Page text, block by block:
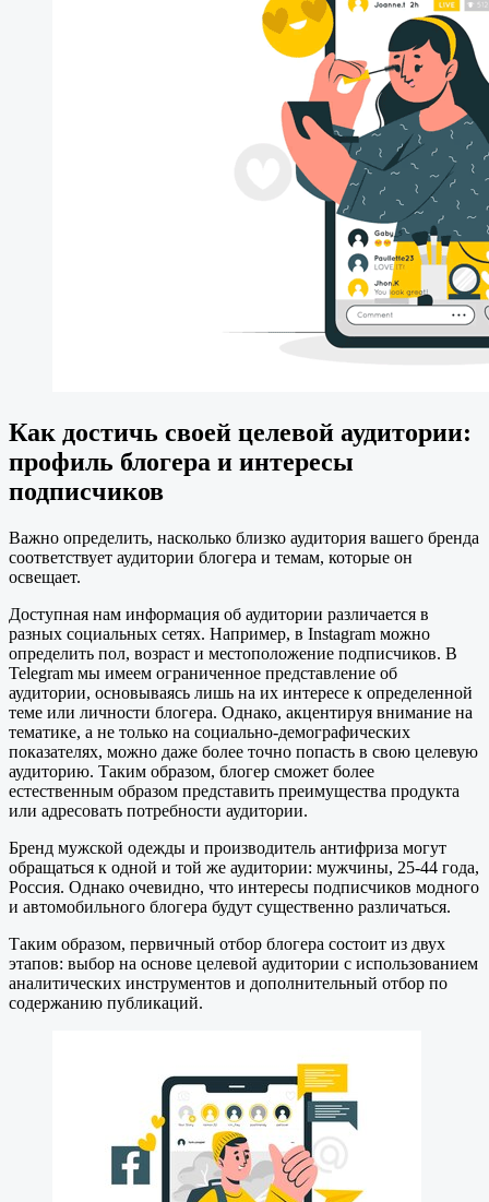
Как достичь своей целевой аудитории:
профиль блогера и интересы
подписчиков
Важно определить, насколько близко аудитория вашего бренда
соответствует аудитории блогера и темам, которые он
освещает.
Доступная нам информация об аудитории различается в
разных социальных сетях. Например, в Instagram можно
определить пол, возраст и местоположение подписчиков. В
Telegram мы имеем ограниченное представление об
аудитории, основываясь лишь на их интересе к определенной
теме или личности блогера. Однако, акцентируя внимание на
тематике, а не только на социально-демографических
показателях, можно даже более точно попасть в свою целевую
аудиторию. Таким образом, блогер сможет более
естественным образом представить преимущества продукта
или адресовать потребности аудитории.
Бренд мужской одежды и производитель антифриза могут
обращаться к одной и той же аудитории: мужчины, 25-44 года,
Россия. Однако очевидно, что интересы подписчиков модного
и автомобильного блогера будут существенно различаться.
Таким образом, первичный отбор блогера состоит из двух
этапов: выбор на основе целевой аудитории с использованием
аналитических инструментов и дополнительный отбор по
содержанию публикаций.